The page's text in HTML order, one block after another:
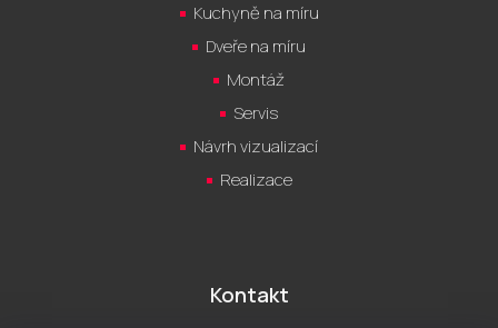
Kuchyně na míru
Dveře na míru
Montáž
Servis
Návrh vizualizací
Realizace
Kontakt